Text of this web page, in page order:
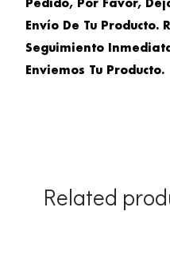
Pedido, Por Favor,
Envío De Tu Producto.
Seguimiento
Enviemos Tu Producto.
Related